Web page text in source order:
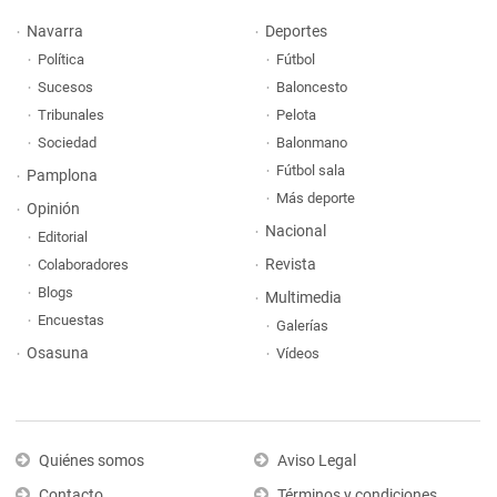
Navarra
Política
Sucesos
Tribunales
Sociedad
Pamplona
Opinión
Editorial
Colaboradores
Blogs
Encuestas
Osasuna
Deportes
Fútbol
Baloncesto
Pelota
Balonmano
Fútbol sala
Más deporte
Nacional
Revista
Multimedia
Galerías
Vídeos
Quiénes somos
Aviso Legal